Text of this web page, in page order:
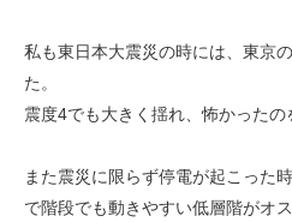
私も東日本大震災の時には、東京
た。
震度4でも大きく揺れ、怖かったの
また震災に限らず停電が起こった
で階段でも動きやすい低層階がオス